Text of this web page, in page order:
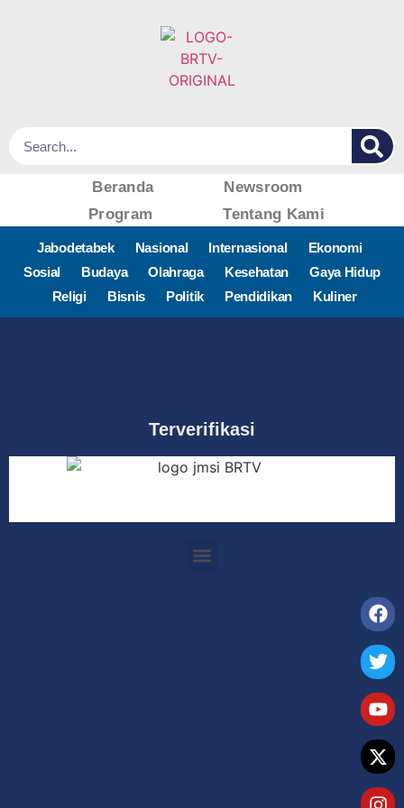
Beranda
Newsroom
Program
Tentang Kami
Jabodetabek Nasional Internasional
Ekonomi
Sosial
Budaya Olahraga Kesehatan
Gaya Hidup
Religi
Bisnis Politik Pendidikan Kuliner
Terverifikasi